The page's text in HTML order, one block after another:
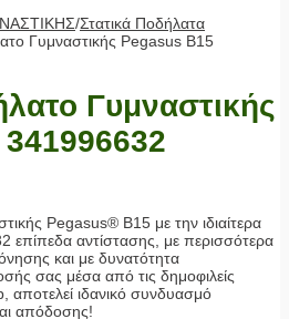
/Στατικά Ποδήλατα
Γυμναστικής Pegasus B15
Γυμναστικής
Pegasus® B15 με την ιδιαίτερα
επίπεδα αντίστασης, με περισσότερα
και με δυνατότητα
σας μέσα από τις δημοφιλείς
αποτελεί ιδανικό συνδυασμό
απόδοσης!